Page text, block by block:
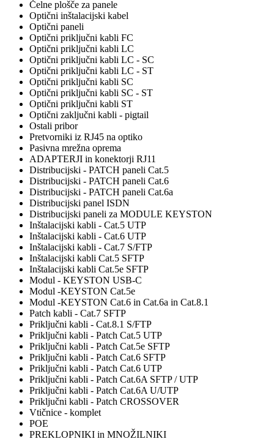
Čelne plošče za panele
Optični inštalacijski kabel
Optični paneli
Optični priključni kabli FC
Optični priključni kabli LC
Optični priključni kabli LC - SC
Optični priključni kabli LC - ST
Optični priključni kabli SC
Optični priključni kabli SC - ST
Optični priključni kabli ST
Optični zaključni kabli - pigtail
Ostali pribor
Pretvorniki iz RJ45 na optiko
Pasivna mrežna oprema
ADAPTERJI in konektorji RJ11
Distribucijski - PATCH paneli Cat.5
Distribucijski - PATCH paneli Cat.6
Distribucijski - PATCH paneli Cat.6a
Distribucijski panel ISDN
Distribucijski paneli za MODULE KEYSTON
Inštalacijski kabli - Cat.5 UTP
Inštalacijski kabli - Cat.6 UTP
Inštalacijski kabli - Cat.7 S/FTP
Inštalacijski kabli Cat.5 SFTP
Inštalacijski kabli Cat.5e SFTP
Modul - KEYSTON USB-C
Modul -KEYSTON Cat.5e
Modul -KEYSTON Cat.6 in Cat.6a in Cat.8.1
Patch kabli - Cat.7 SFTP
Priključni kabli - Cat.8.1 S/FTP
Priključni kabli - Patch Cat.5 UTP
Priključni kabli - Patch Cat.5e SFTP
Priključni kabli - Patch Cat.6 SFTP
Priključni kabli - Patch Cat.6 UTP
Priključni kabli - Patch Cat.6A SFTP / UTP
Priključni kabli - Patch Cat.6A U/UTP
Priključni kabli - Patch CROSSOVER
Vtičnice - komplet
POE
PREKLOPNIKI in MNOŽILNIKI